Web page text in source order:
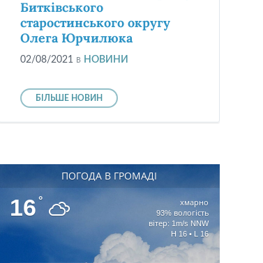
Битківського
старостинського округу
Олега Юрчилюка
02/08/2021 в НОВИНИ
БІЛЬШЕ НОВИН
ПОГОДА В ГРОМАДІ
16 °
хмарно
93% вологість
вітер: 1m/s NNW
H 16 • L 16